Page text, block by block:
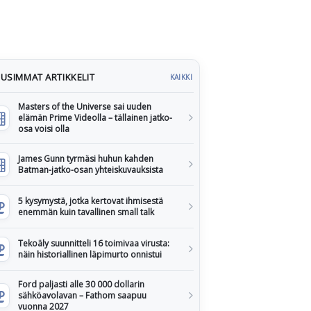
ARTIKKELIT KAIKKI
Masters of the Universe sai uuden
elämän Prime Videolla – tällainen jatko-
osa voisi olla
James Gunn tyrmäsi huhun kahden
Batman-jatko-osan yhteiskuvauksista
5 kysymystä, jotka kertovat ihmisestä
enemmän kuin tavallinen small talk
Tekoäly suunnitteli 16 toimivaa virusta:
näin historiallinen läpimurto onnistui
Ford paljasti alle 30 000 dollarin
sähköavolavan – Fathom saapuu
vuonna 2027